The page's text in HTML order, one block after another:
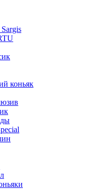
коньяк